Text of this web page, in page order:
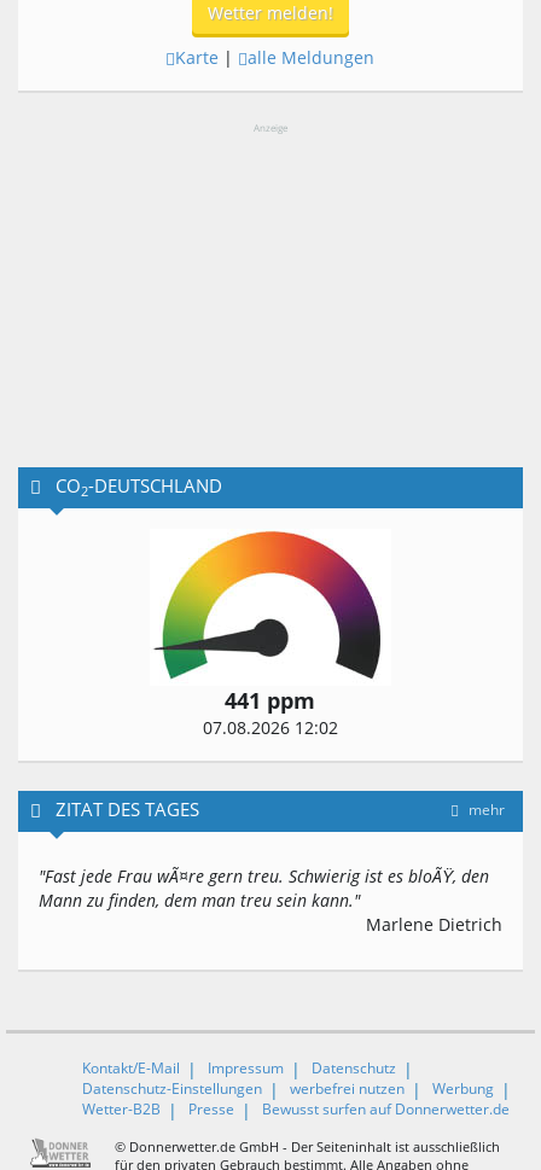
Wetter melden!
Karte | alle Meldungen
Anzeige
CO2-DEUTSCHLAND
441 ppm
07.08.2026 12:02
mehr
ZITAT DES TAGES
"Fast jede Frau wÃ¤re gern treu. Schwierig ist es bloÃŸ, den
Mann zu finden, dem man treu sein kann."
Marlene Dietrich
Kontakt/E-Mail Impressum
Datenschutz
Datenschutz-Einstellungen
werbefrei nutzen
Werbung
Wetter-B2B
Presse Bewusst surfen auf Donnerwetter.de
© Donnerwetter.de GmbH - Der Seiteninhalt ist ausschließlich
für den privaten Gebrauch bestimmt. Alle Angaben ohne